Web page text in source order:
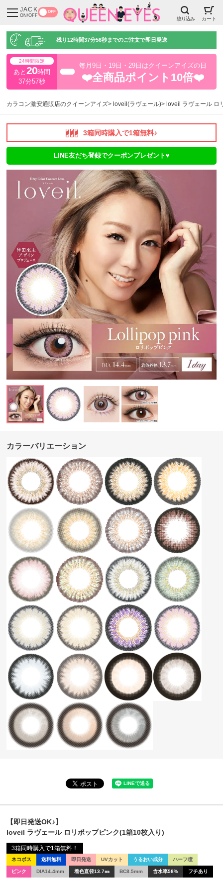
JACK
ON/OFF
OFF
絞り込み カート
残り12時間37分55秒までのご注文で即日発送
24時間限定
あと 20時間
37分56秒
毎月9日・19日・29日はクイーンアイズの日
❤️全商品ポイント10倍❤️
カラコン激安通販店のクイーンアイズ loveil(ラヴェール) loveil ラヴェール ロ
3箱同時購入で1箱無料♪
LINE友だち登録でクーポンプレゼント♥
カラーバリエーション
【即日発送OK♪】
loveil ラヴェール ロリポップピンク(1箱10枚入り)
ネコポス 送料無料 即日発送 UVカット うるおい成分 ハーフ瞳
ピンク DIA14.4mm 着色直径13.7㎜ BC8.5mm 含水率58% フチあり
3箱同時購入で1箱無料！